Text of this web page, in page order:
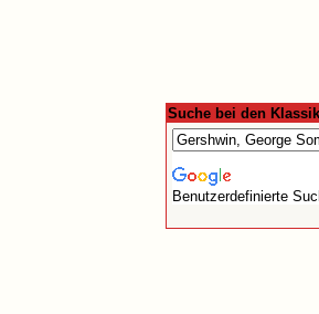
Suche bei den
Benutzerdefinierte